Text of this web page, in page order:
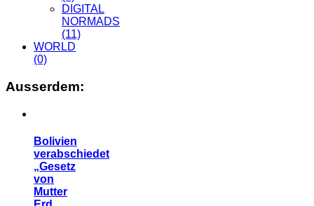
DIGITAL
NORMADS
(11)
WORLD
(0)
Ausserdem:
Bolivien
verabschiedet
„Gesetz
von
Mutter